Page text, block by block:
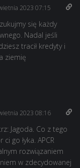
2023 07:15
się każdy
Nadal jeśli
tracił kredyty i
ziemię
2023 08:16
Jagoda. Co z tego
go łyka. APCR
rozwiązaniem
w zdecydowanej